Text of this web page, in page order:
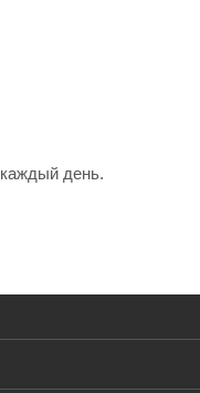
день.